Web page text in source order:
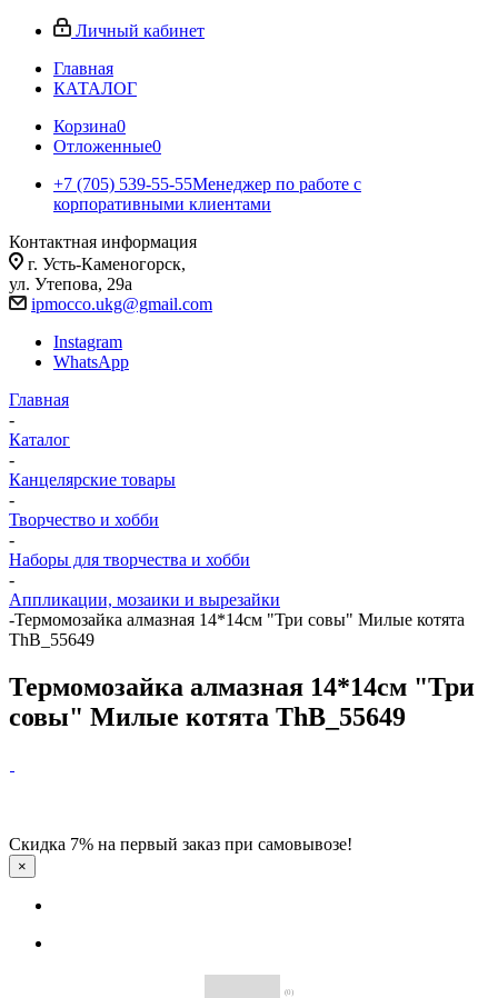
Личный кабинет
Главная
КАТАЛОГ
Корзина0
Отложенные0
+7 (705) 539-55-55Менеджер по работе с
корпоративными клиентами
Контактная информация
г. Усть-Каменогорск,
ул. Утепова, 29а
ipmocco.ukg@gmail.com
Instagram
WhatsApp
Главная
-
Каталог
-
Канцелярские товары
-
Творчество и хобби
-
Наборы для творчества и хобби
-
Аппликации, мозаики и вырезайки
-Термомозайка алмазная 14*14см "Три совы" Милые котята
ThB_55649
Термомозайка алмазная 14*14см "Три
совы" Милые котята ThB_55649
Скидка 7% на первый заказ при самовывозе!
×
(0)